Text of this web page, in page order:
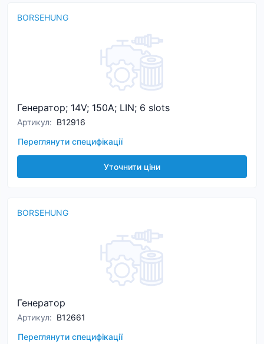
BORSEHUNG
Генератор; 14V; 150A; LIN; 6 slots
Артикул: B12916
Переглянути специфікації
Уточнити ціни
BORSEHUNG
Генератор
Артикул: B12661
Переглянути специфікації